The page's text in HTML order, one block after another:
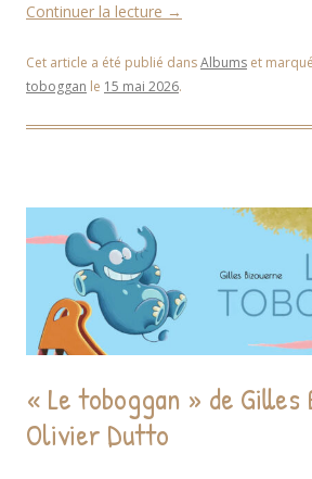
Continuer la lecture →
Cet article a été publié dansAlbums et marqué
toboggan le 15 mai 2026.
« Le toboggan » de
Olivier Dutto